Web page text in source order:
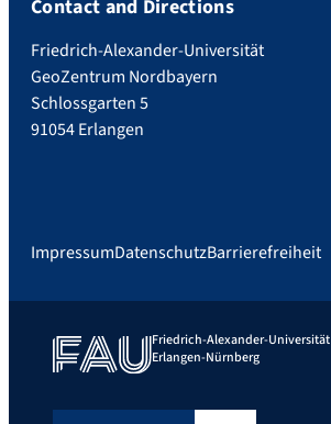
Contact and Directions
Friedrich-Alexander-Universität
GeoZentrum Nordbayern
Schlossgarten 5
91054 Erlangen
ImpressumDatenschutzBarrierefreiheit
Friedrich-Alexander-Universität
Erlangen-Nürnberg